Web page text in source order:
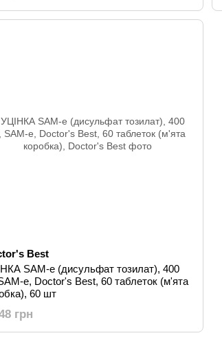
Best
SAM-e (дисульфат тозилат), 400
e, Doctor's Best, 60 таблеток (м'ята
60 шт
грн